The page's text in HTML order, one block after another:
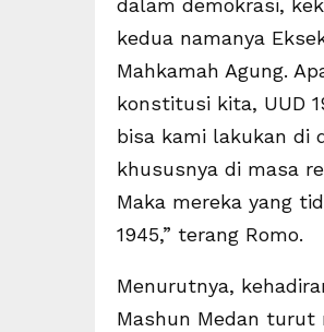
dalam demokrasi,
kedua namanya
Mahkamah Agung.
konstitusi kita, UUD
bisa kami lakukan di
khususnya di masa
Maka mereka yang
1945,” terang Romo.
Menurutnya,
Mashun Medan turut